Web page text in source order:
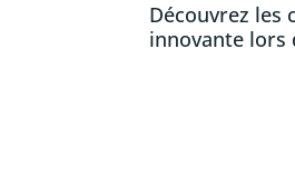
Découvrez les
innovante lors